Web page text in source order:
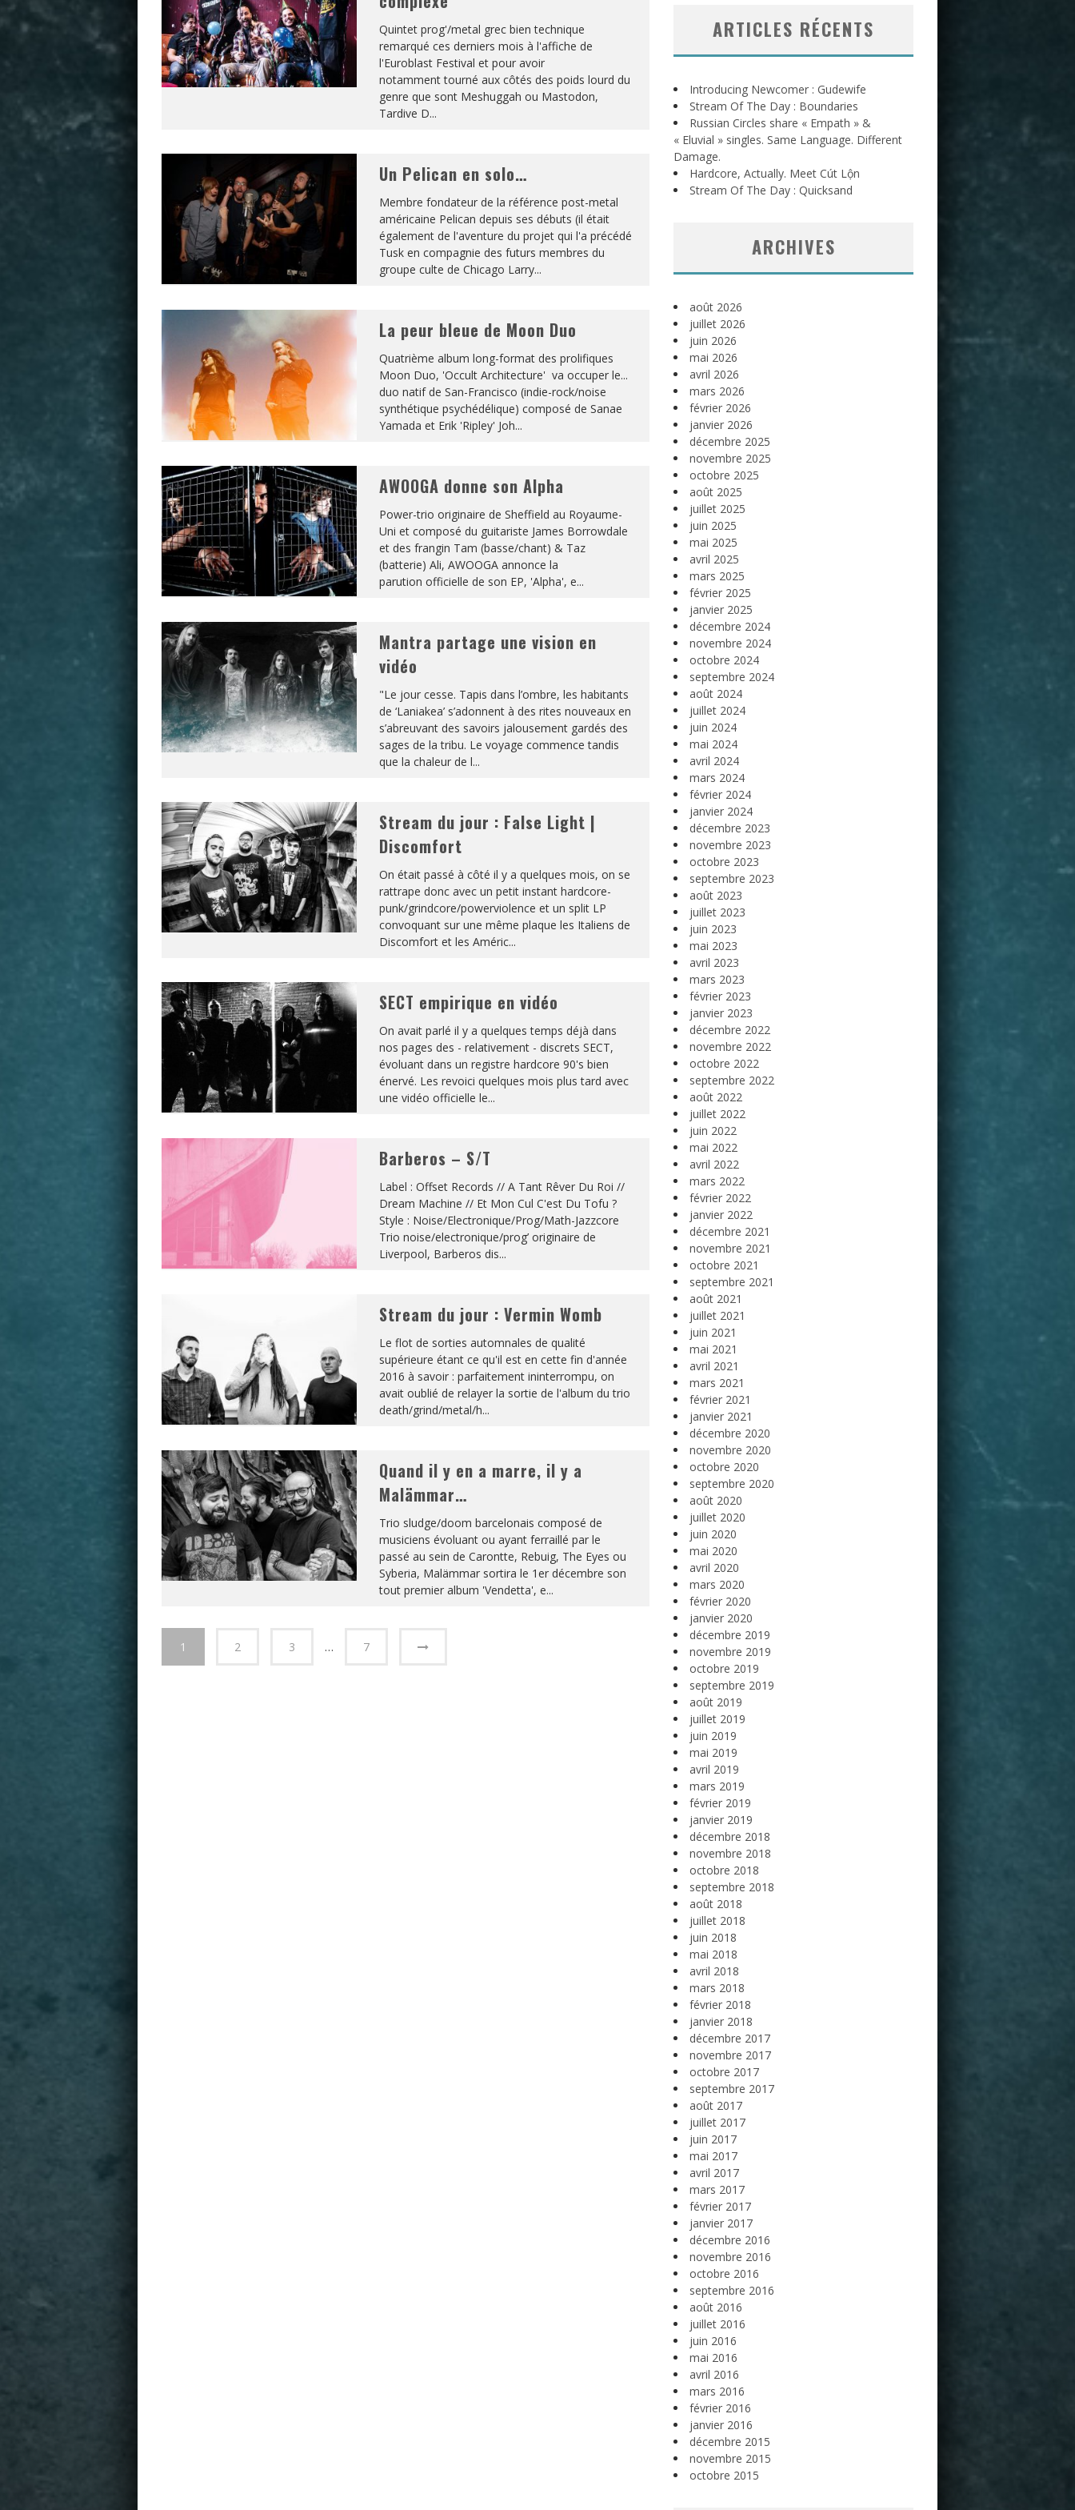
Quintet prog'/metal grec bien technique
remarqué ces derniers mois à l'affiche de
l'Euroblast Festival et pour avoir
notamment tourné aux côtés des poids lourd du
genre que sont Meshuggah ou Mastodon,
Tardive D...
Un Pelican en solo…
Membre fondateur de la référence post-metal
américaine Pelican depuis ses débuts (il était
également de l'aventure du projet qui l'a précédé
Tusk en compagnie des futurs membres du
groupe culte de Chicago Larry...
La peur bleue de Moon Duo
Quatrième album long-format des prolifiques
Moon Duo, 'Occult Architecture' va occuper le...
duo natif de San-Francisco (indie-rock/noise
synthétique psychédélique) composé de Sanae
Yamada et Erik 'Ripley' Joh...
AWOOGA donne son Alpha
Power-trio originaire de Sheffield au Royaume-
Uni et composé du guitariste James Borrowdale
et des frangin Tam (basse/chant) & Taz
(batterie) Ali, AWOOGA annonce la
parution officielle de son EP, 'Alpha', e...
Mantra partage une vision en
vidéo
"Le jour cesse. Tapis dans l’ombre, les habitants
de ‘Laniakea’ s’adonnent à des rites nouveaux en
s’abreuvant des savoirs jalousement gardés des
sages de la tribu. Le voyage commence tandis
que la chaleur de l...
Stream du jour : False Light |
Discomfort
On était passé à côté il y a quelques mois, on se
rattrape donc avec un petit instant hardcore-
punk/grindcore/powerviolence et un split LP
convoquant sur une même plaque les Italiens de
Discomfort et les Améric...
SECT empirique en vidéo
On avait parlé il y a quelques temps déjà dans
nos pages des - relativement - discrets SECT,
évoluant dans un registre hardcore 90's bien
énervé. Les revoici quelques mois plus tard avec
une vidéo officielle le...
Barberos – S/T
Label : Offset Records // A Tant Rêver Du Roi //
Dream Machine // Et Mon Cul C'est Du Tofu ?
Style : Noise/Electronique/Prog/Math-Jazzcore
Trio noise/electronique/prog’ originaire de
Liverpool, Barberos dis...
Stream du jour : Vermin Womb
Le flot de sorties automnales de qualité
supérieure étant ce qu'il est en cette fin d'année
2016 à savoir : parfaitement ininterrompu, on
avait oublié de relayer la sortie de l'album du trio
death/grind/metal/h...
Quand il y en a marre, il y a
Malämmar…
Trio sludge/doom barcelonais composé de
musiciens évoluant ou ayant ferraillé par le
passé au sein de Carontte, Rebuig, The Eyes ou
Syberia, Malämmar sortira le 1er décembre son
tout premier album 'Vendetta', e...
1 2 3 … 7
ARTICLES RÉCENTS
Introducing Newcomer : Gudewife
Stream Of The Day : Boundaries
Russian Circles share « Empath » &
« Eluvial » singles. Same Language. Different
Damage.
Hardcore, Actually. Meet Cút Lộn
Stream Of The Day : Quicksand
ARCHIVES
août 2026
juillet 2026
juin 2026
mai 2026
avril 2026
mars 2026
février 2026
janvier 2026
décembre 2025
novembre 2025
octobre 2025
août 2025
juillet 2025
juin 2025
mai 2025
avril 2025
mars 2025
février 2025
janvier 2025
décembre 2024
novembre 2024
octobre 2024
septembre 2024
août 2024
juillet 2024
juin 2024
mai 2024
avril 2024
mars 2024
février 2024
janvier 2024
décembre 2023
novembre 2023
octobre 2023
septembre 2023
août 2023
juillet 2023
juin 2023
mai 2023
avril 2023
mars 2023
février 2023
janvier 2023
décembre 2022
novembre 2022
octobre 2022
septembre 2022
août 2022
juillet 2022
juin 2022
mai 2022
avril 2022
mars 2022
février 2022
janvier 2022
décembre 2021
novembre 2021
octobre 2021
septembre 2021
août 2021
juillet 2021
juin 2021
mai 2021
avril 2021
mars 2021
février 2021
janvier 2021
décembre 2020
novembre 2020
octobre 2020
septembre 2020
août 2020
juillet 2020
juin 2020
mai 2020
avril 2020
mars 2020
février 2020
janvier 2020
décembre 2019
novembre 2019
octobre 2019
septembre 2019
août 2019
juillet 2019
juin 2019
mai 2019
avril 2019
mars 2019
février 2019
janvier 2019
décembre 2018
novembre 2018
octobre 2018
septembre 2018
août 2018
juillet 2018
juin 2018
mai 2018
avril 2018
mars 2018
février 2018
janvier 2018
décembre 2017
novembre 2017
octobre 2017
septembre 2017
août 2017
juillet 2017
juin 2017
mai 2017
avril 2017
mars 2017
février 2017
janvier 2017
décembre 2016
novembre 2016
octobre 2016
septembre 2016
août 2016
juillet 2016
juin 2016
mai 2016
avril 2016
mars 2016
février 2016
janvier 2016
décembre 2015
novembre 2015
octobre 2015